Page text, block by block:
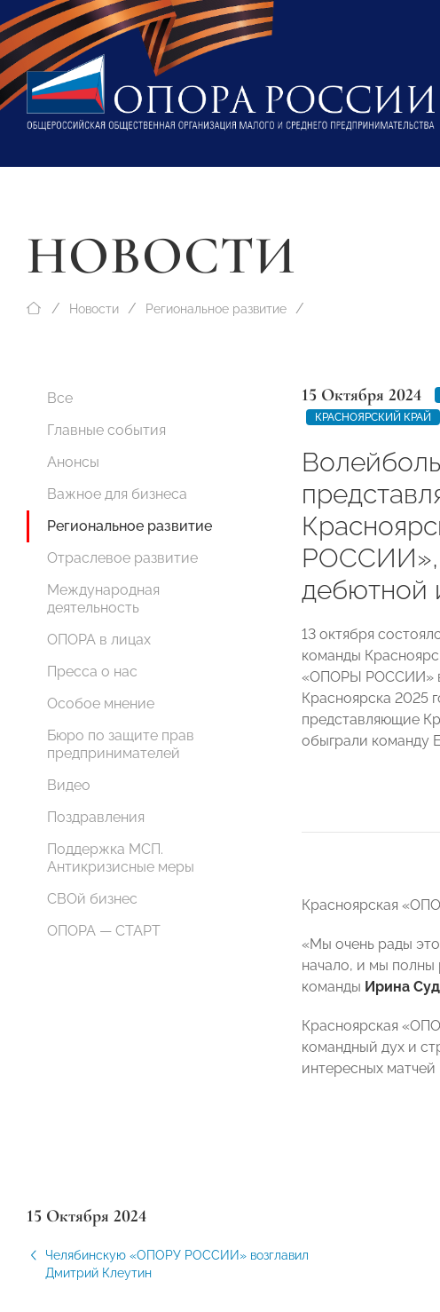
НОВОСТИ
Новости Региональное развитие
Все
Главные события
Анонсы
Важное для бизнеса
Региональное развитие
Отраслевое развитие
Международная
деятельность
ОПОРА в лицах
Пресса о нас
Особое мнение
Бюро по защите прав
предпринимателей
Видео
Поздравления
Поддержка МСП.
Антикризисные меры
СВОй бизнес
ОПОРА — СТАРТ
15 Октября 2024
КРАСНОЯРСКИЙ КРАЙ
РОССИИ»,
дебютной
13 октября
команды
«ОПОРЫ РОССИИ» в
Красноярска 2025
представляющие
обыграли команду
Красноярская
«Мы очень рады
начало, и мы полны
команды Ирина
Красноярская
командный дух и
интересных
15 Октября 2024
Челябинскую «ОПОРУ РОССИИ» возглавил
Дмитрий Клеутин